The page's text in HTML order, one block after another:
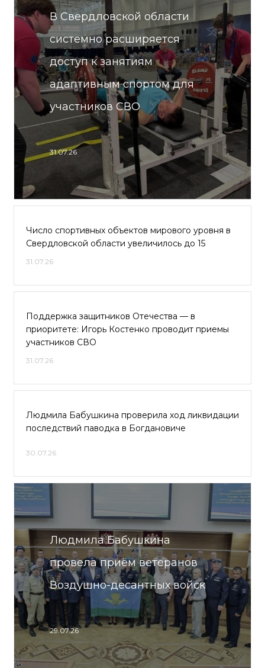
В Свердловской области
системно расширяется
доступ к занятиям
адаптивным спортом для
участников СВО
31.07.26
Число спортивных объектов мирового уровня в
Свердловской области увеличилось до 15
31.07.26
Поддержка защитников Отечества — в
приоритете: Игорь Костенко проводит приемы
участников СВО
31.07.26
Людмила Бабушкина проверила ход ликвидации
последствий паводка в Богдановиче
30.07.26
Людмила Бабушкина
провела приём ветеранов
Воздушно-десантных войск
29.07.26